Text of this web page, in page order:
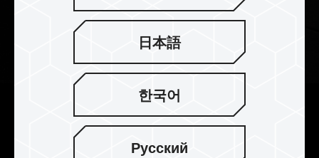
2mm 두께의 방열판으로 완벽한
방열 효과
日本語
한국어
Русский